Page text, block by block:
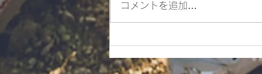
ES700ラリー仕様とES700の
違いをご紹介‼
コメントを追加…